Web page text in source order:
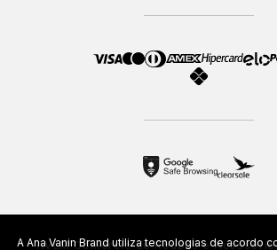
AVLM Comércio de Roupas e
A Ana Vanin Brand utiliza tecnologias de acordo